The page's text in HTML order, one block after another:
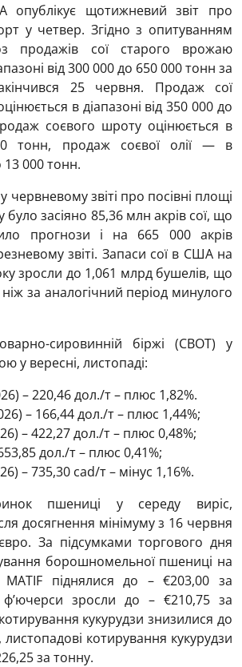
опублікує щотижневий звіт про
у четвер. Згідно з опитуванням
продажів сої старого врожаю
від 300 000 до 650 000 тонн за
25 червня. Продаж сої
в діапазоні від 350 000 до
соєвого шроту оцінюється в
тонн, продаж соєвої олії — в
13 000 тонн.
червневому звіті про посівні площі
було засіяно 85,36 ​​млн акрів сої, що
прогнози і на 665 000 акрів
звіті. Запаси сої в США на
зросли до 1,061 млрд бушелів, що
за аналогічний період минулого
сировинній біржі (CBOT) у
у вересні, листопаді:
– 220,46 дол./т – плюс 1,82%.
– 166,44 дол./т – плюс 1,44%;
– 422,27 дол./т – плюс 0,48%;
дол./т – плюс 0,41%;
– 735,30 cad/т – мінус 1,16%.
пшениці у середу виріс,
досягнення мінімуму з 16 червня
За підсумками торгового дня
борошномельної пшениці на
MATIF піднялися до – €203,00 за
ф’ючерси зросли до – €210,75 за
кукурудзи знизилися до
котирування кукурудзи
за тонну.